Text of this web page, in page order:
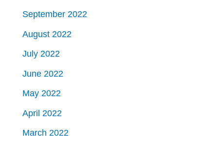
September 2022
August 2022
July 2022
June 2022
May 2022
April 2022
March 2022